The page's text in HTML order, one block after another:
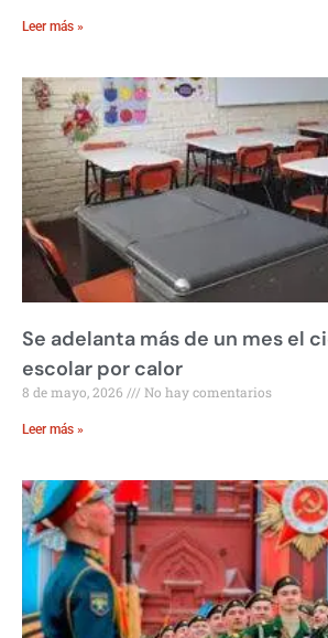
Leer más »
Se adelanta más de un mes el
escolar por calor
8 de mayo, 2026 No hay comentarios
Leer más »